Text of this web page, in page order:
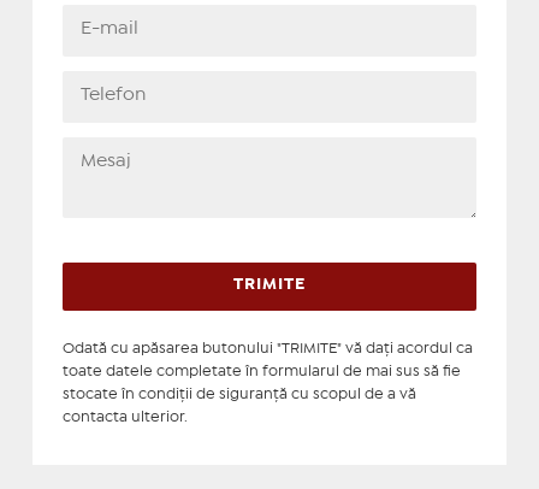
Odată cu apăsarea butonului "TRIMITE" vă daţi acordul ca
toate datele completate în formularul de mai sus să fie
stocate în condiţii de siguranţă cu scopul de a vă
contacta ulterior.